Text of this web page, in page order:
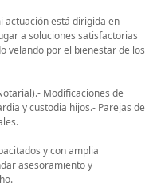
actuación está dirigida en
a soluciones satisfactorias
velando por el bienestar de los
Modificaciones de
y custodia hijos.- Parejas de
y con amplia
asesoramiento y